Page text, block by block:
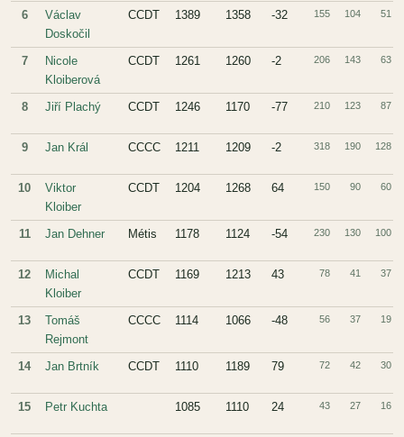
6
Václav
Doskočil
CCDT 1389 1358 -32 155 104 51
7
Nicole
Kloiberová
CCDT 1261 1260 -2 206 143 63
8 Jiří Plachý CCDT 1246 1170 -77 210 123 87
9 Jan Král CCCC 1211 1209 -2 318 190 128
10
Viktor
Kloiber
CCDT 1204 1268 64 150 90 60
11 Jan Dehner Métis 1178 1124 -54 230 130 100
12
Michal
Kloiber
CCDT 1169 1213 43 78 41 37
13
Tomáš
Rejmont
CCCC 1114 1066 -48 56 37 19
14 Jan Brtník CCDT 1110 1189 79 72 42 30
15 Petr Kuchta 1085 1110 24 43 27 16